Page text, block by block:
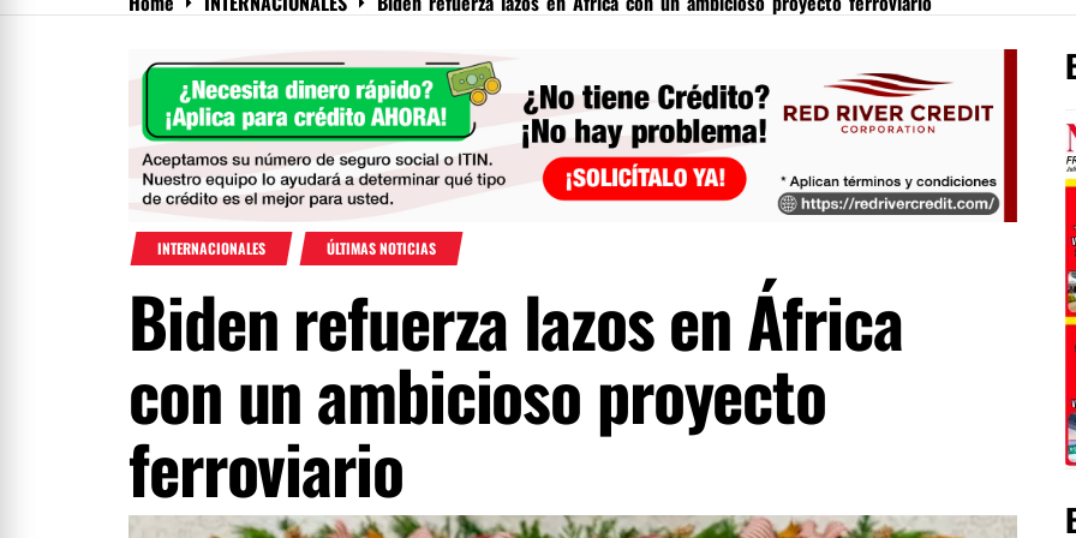
Menu
INTERNACIONALES ÚLTIMAS NOTICIAS
Biden refuerza lazos en África
con un ambicioso proyecto
ferroviario